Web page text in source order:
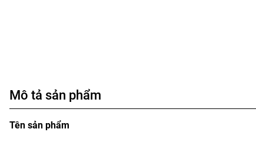
Mô tả sản phẩm
Tên sản phẩm